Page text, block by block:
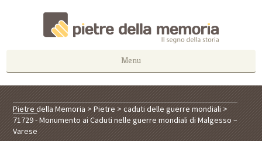
Menu
Pietre della Memoria >Pietre >caduti delle guerre mondiali >
71729 - Monumento ai Caduti nelle guerre mondiali di Malgesso –
Varese